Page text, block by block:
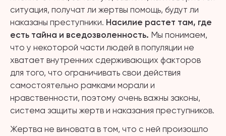
ситуация, получат ли жертвы помощь, будут ли
наказаны преступники. Насилие растет там, где
есть тайна и вседозволенность. Мы понимаем,
что у некоторой части людей в популяции не
хватает внутренних сдерживающих факторов
для того, что ограничивать свои действия
самостоятельно рамками морали и
нравственности, поэтому очень важны законы,
система защиты жертв и наказания преступников.
Жертва не виновата в том, что с ней произошло